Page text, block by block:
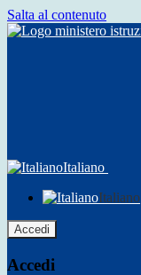
Salta al contenuto
Italiano
Italiano
Accedi
Accedi